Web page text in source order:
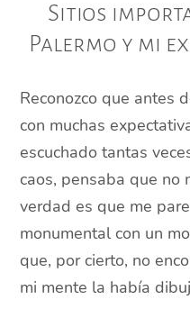
Sitios
Palermo y mi
Reconozco que antes
con muchas
escuchado tantas
caos, pensaba que no
verdad es que me
monumental con un
que, por cierto, no
mi mente la había